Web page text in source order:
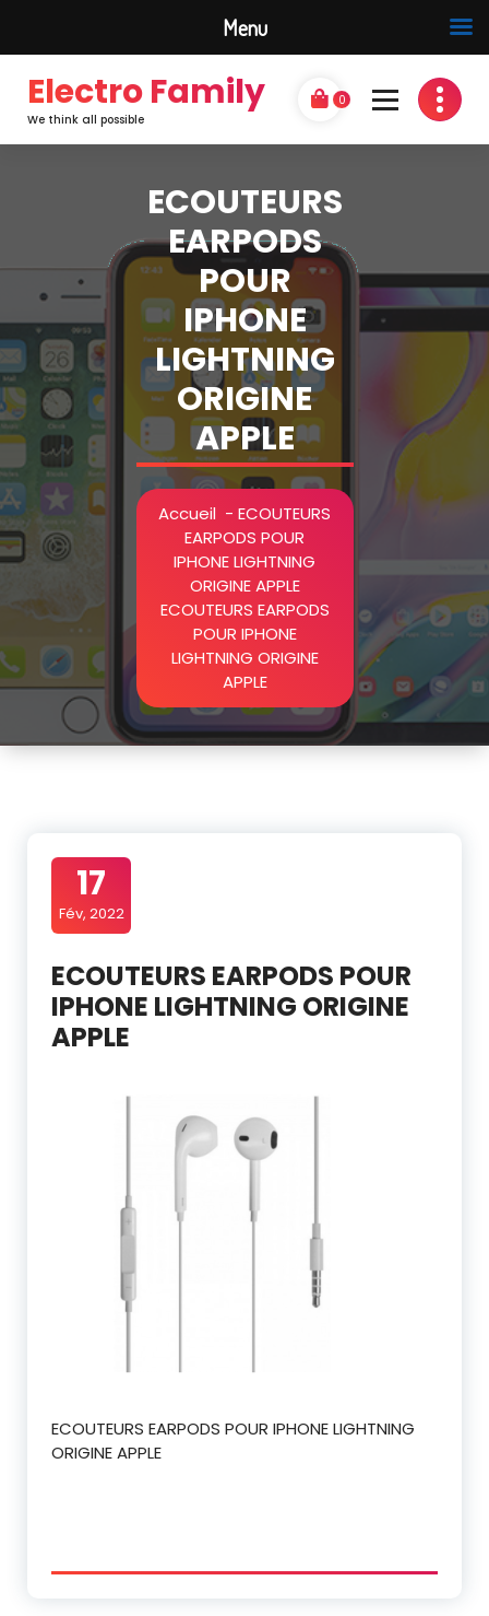
Electro Family
We think all possible
0
ECOUTEURS
EARPODS
POUR
IPHONE
LIGHTNING
ORIGINE
APPLE
Accueil - ECOUTEURS
EARPODS POUR
IPHONE LIGHTNING
ORIGINE APPLE
ECOUTEURS EARPODS
POUR IPHONE
LIGHTNING ORIGINE
APPLE
17
Fév, 2022
ECOUTEURS EARPODS POUR
IPHONE LIGHTNING ORIGINE
APPLE
ECOUTEURS EARPODS POUR IPHONE LIGHTNING
ORIGINE APPLE
Menu